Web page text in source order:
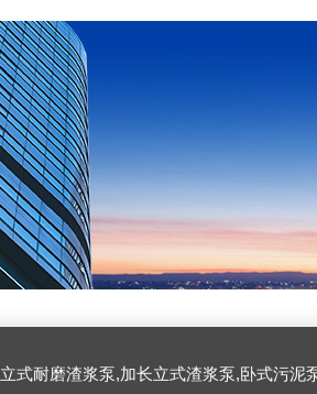
立式耐磨渣浆泵,加长立式渣浆泵,卧式污泥